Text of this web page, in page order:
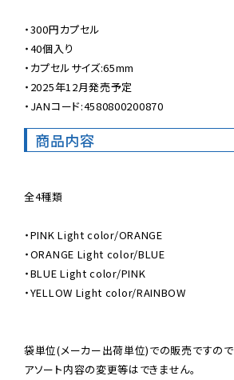
・300円カプセル
・40個入り
・カプセルサイズ:65mm
・2025年12月発売予定
・JANコード:4580800200870
商品内容
全4種類
・PINK Light color/ORANGE
・ORANGE Light color/BLUE
・BLUE Light color/PINK
・YELLOW Light color/RAINBOW
袋単位(メーカー出荷単位)での販売ですので
アソート内容の変更等はできません。